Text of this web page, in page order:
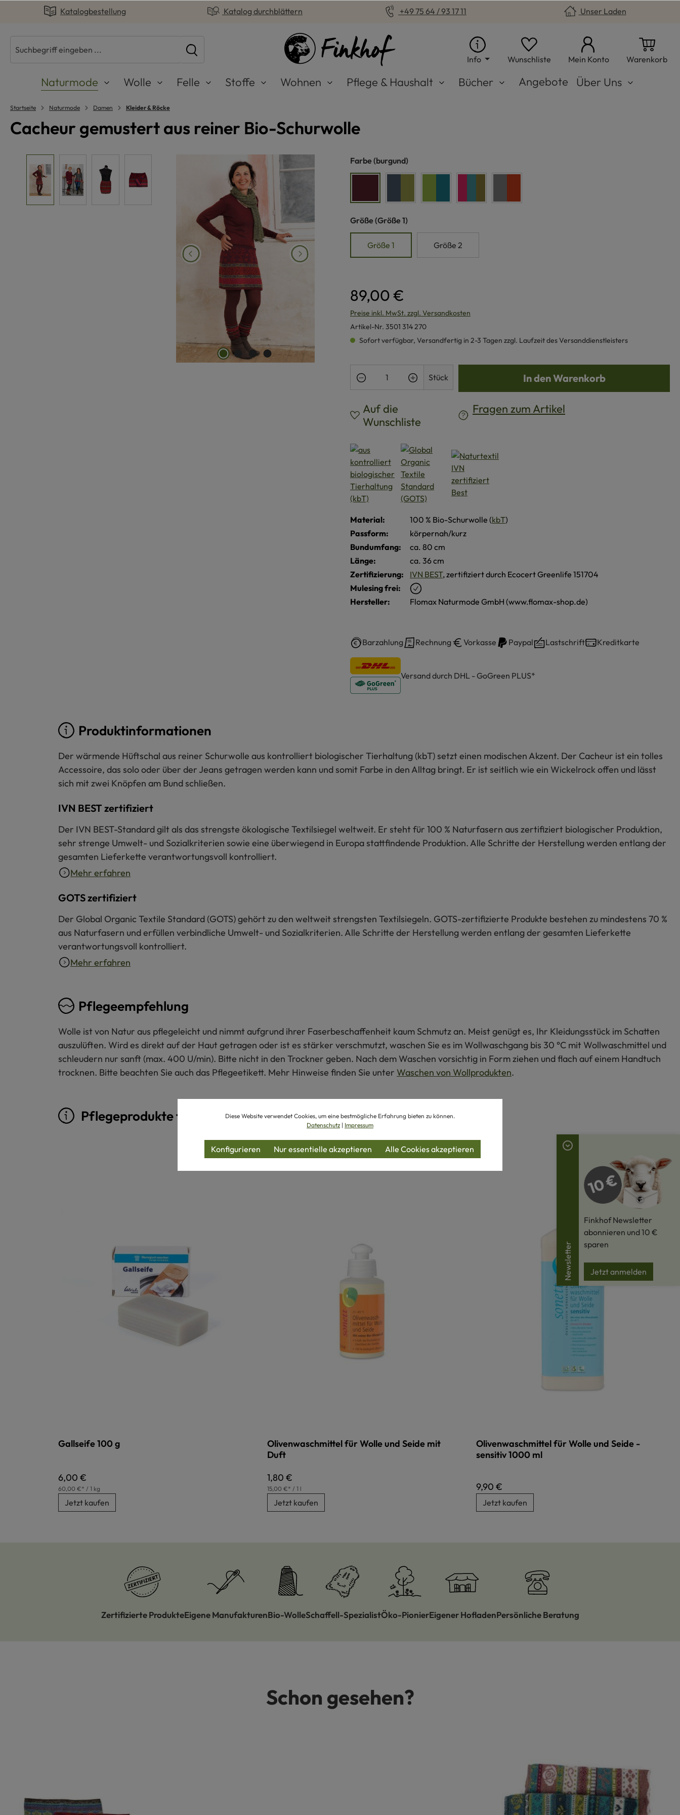
Zur Hauptnavigation springen
Katalogbestellung Katalog durchblättern +49 75 64 / 93 17 11 Unser Laden
Info Wunschliste Du hast 0 Produkte auf dem
Mein Konto Warenkorb
Naturmode Wolle Felle Stoffe Wohnen Pflege & Haushalt Bücher Angebote Über Uns
Startseite Naturmode Damen Kleider & Röcke
Cacheur gemustert aus reiner Bio-Schurwolle
Farbe auswählen
(burgund)
Größe auswählen
(Größe 1)
Größe 1 Größe 2
89,00 €
Preise inkl. MwSt. zzgl. Versandkosten
Artikel-Nr. 3501 314 270
Sofort verfügbar, Versandfertig in 2-3 Tagen zzgl. Laufzeit des Versanddienstleisters
Produkt Anzahl: Gib den gewünschten Wert ein oder
Stück In den Warenkorb
Auf die
Wunschliste
Fragen zum Artikel
Material: 100 % Bio-Schurwolle (kbT)
Passform:
körpernah/kurz
Bundumfang:
ca. 80 cm
Länge:
ca. 36 cm
Zertifizierung:
IVN BEST, zertifiziert durch Ecocert Greenlife 151704
Mulesing frei:
Hersteller:
Flomax Naturmode GmbH (www.flomax-shop.de)
Barzahlung Rechnung Vorkasse Paypal Lastschrift Kreditkarte
Versand durch DHL - GoGreen PLUS*
Produktinformationen
Der wärmende Hüftschal aus reiner Schurwolle aus kontrolliert biologischer Tierhaltung (kbT) setzt einen modischen Akzent. Der Cacheur ist ein tolles
Accessoire, das solo oder über der Jeans getragen werden kann und somit Farbe in den Alltag bringt. Er ist seitlich wie ein Wickelrock offen und lässt
sich mit zwei Knöpfen am Bund schließen.
IVN BEST zertifiziert
Der IVN BEST-Standard gilt als das strengste ökologische Textilsiegel weltweit. Er steht für 100 % Naturfasern aus zertifiziert biologischer Produktion,
sehr strenge Umwelt- und Sozialkriterien sowie eine überwiegend in Europa stattfindende Produktion. Alle Schritte der Herstellung werden entlang der
gesamten Lieferkette verantwortungsvoll kontrolliert.
Mehr erfahren
GOTS zertifiziert
Der Global Organic Textile Standard (GOTS) gehört zu den weltweit strengsten Textilsiegeln. GOTS-zertifizierte Produkte bestehen zu mindestens 70 %
aus Naturfasern und erfüllen verbindliche Umwelt- und Sozialkriterien. Alle Schritte der Herstellung werden entlang der gesamten Lieferkette
verantwortungsvoll kontrolliert.
Mehr erfahren
Pflegeempfehlung
Wolle ist von Natur aus pflegeleicht und nimmt aufgrund ihrer Faserbeschaffenheit kaum Schmutz an. Meist genügt es, Ihr Kleidungsstück im Schatten
auszulüften. Wird es direkt auf der Haut getragen oder ist es stärker verschmutzt, waschen Sie es im Wollwaschgang bis 30 °C mit Wollwaschmittel und
schleudern nur sanft (max. 400 U/min). Bitte nicht in den Trockner geben. Nach dem Waschen vorsichtig in Form ziehen und flach auf einem Handtuch
trocknen. Bitte beachten Sie auch das Pflegeetikett. Mehr Hinweise finden Sie unter Waschen von Wollprodukten.
Pflegeprodukte für Wollprodukte
Gallseife 100 g
Regulärer Preis:
6,00 €
60,00 €* / 1 kg
Jetzt kaufen
Olivenwaschmittel für Wolle und Seide mit
Duft
Regulärer Preis:
1,80 €
15,00 €* / 1 l
Jetzt kaufen
Olivenwaschmittel für Wolle und Seide -
sensitiv 1000 ml
Regulärer Preis:
9,90 €
Jetzt kaufen
Zertifizierte ProdukteEigene ManufakturenBio-WolleSchaffell-SpezialistÖko-PionierEigener HofladenPersönliche Beratung
Schon gesehen?
Newsletter
Finkhof Newsletter
abonnieren und 10 €
sparen
Jetzt anmelden
Diese Website verwendet Cookies, um eine bestmögliche Erfahrung bieten zu können.
Datenschutz | Impressum
Nur essentielle akzeptieren
Konfigurieren Alle Cookies akzeptieren